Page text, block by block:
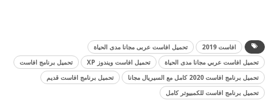
افاست 2019
تحميل افاست عربى مجانا مدى الحياة
تحميل افاست عربي مجانا مدى الحياة
تحميل افاست ويندوز XP
تحميل برنامج افاست
تحميل برنامج افاست 2020 كامل مع السيريال مجانا
تحميل برنامج افاست قديم
تحميل برنامج افاست للكمبيوتر كامل